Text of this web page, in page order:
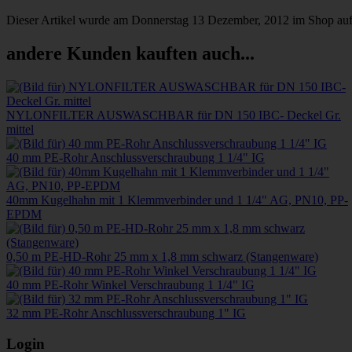
Dieser Artikel wurde am Donnerstag 13 Dezember, 2012 im Shop
andere Kunden kauften auch...
NYLONFILTER AUSWASCHBAR für DN 150 IBC- Deckel Gr.
mittel
40 mm PE-Rohr Anschlussverschraubung 1 1/4" IG
40mm Kugelhahn mit 1 Klemmverbinder und 1 1/4" AG, PN10, PP-
EPDM
0,50 m PE-HD-Rohr 25 mm x 1,8 mm schwarz (Stangenware)
40 mm PE-Rohr Winkel Verschraubung 1 1/4" IG
32 mm PE-Rohr Anschlussverschraubung 1" IG
Login